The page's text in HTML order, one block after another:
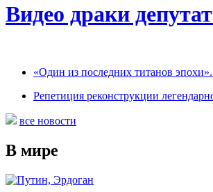
Видео драки
«Один из последних титанов
Репетиция реконструкции
все новости
В мире